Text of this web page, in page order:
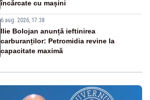
încărcate cu mașini
6 aug. 2026, 17:38
Ilie Bolojan anunță ieftinirea
carburanților: Petromidia revine la
capacitate maximă